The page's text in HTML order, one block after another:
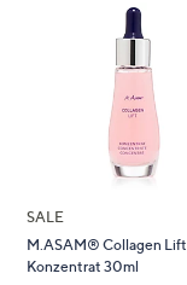
SALE
M.ASAM® Collagen Lift
Konzentrat 30ml